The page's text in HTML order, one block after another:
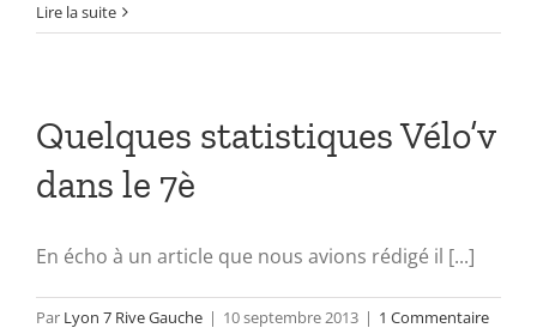
Lire la suite
Quelques statistiques Vélo’v
dans le 7è
En écho à un article que nous avions rédigé il [...]
Par Lyon 7 Rive Gauche | 10 septembre 2013 | 1 Commentaire